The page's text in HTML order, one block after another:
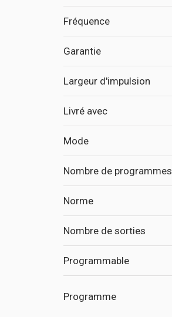
Fréquence
Garantie
Largeur d'impulsion
Livré avec
Mode
Nombre de programmes
Norme
Nombre de sorties
Programmable
Programme